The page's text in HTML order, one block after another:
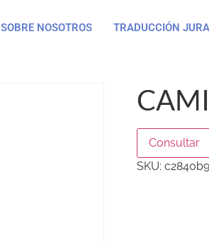
SOBRE NOSOTROS TRADUCCIÓN
Consultar
SKU: